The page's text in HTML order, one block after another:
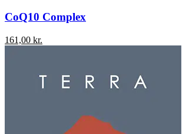
CoQ10 Complex
161,00 kr.